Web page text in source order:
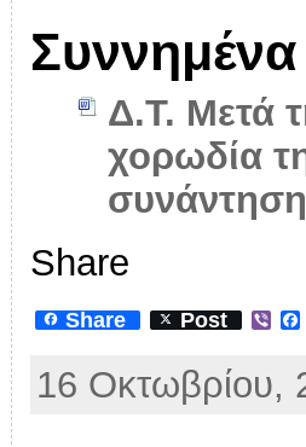
Συννημένα
Δ.Τ. Μετά
χορωδία
Share
Share Post
V
e
r
16 Οκτωβρίου,